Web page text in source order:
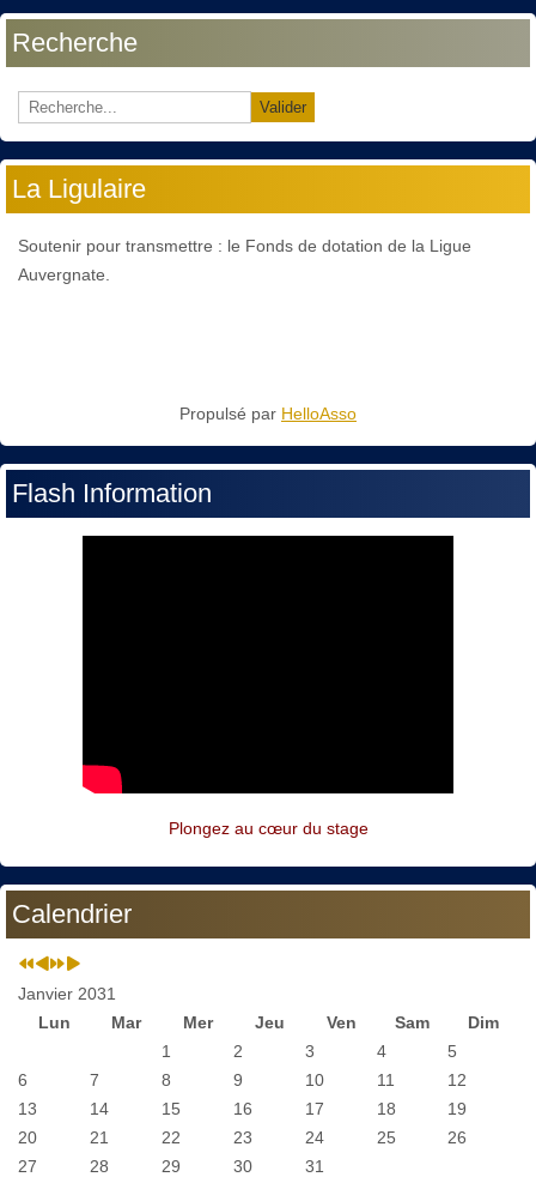
Recherche
Valider
La Ligulaire
Soutenir pour transmettre : le Fonds de dotation de la Ligue
Auvergnate.
Propulsé par HelloAsso
Flash Information
Plongez au cœur du stage
Calendrier
Janvier 2031
Lun
Mar Mer Jeu Ven Sam
Dim
1
2 3 4
5
6
7 8 9 10 11
12
13
14 15 16 17 18
19
20
21 22 23 24 25
26
27
28 29 30 31